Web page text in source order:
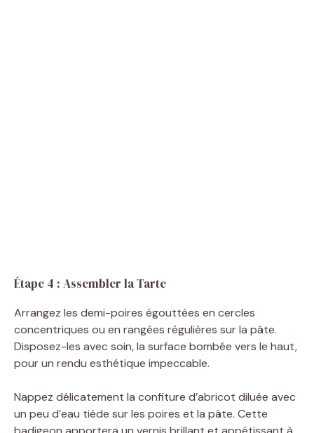
Étape 4 : Assembler la Tarte
Arrangez les demi-poires égouttées en cercles
concentriques ou en rangées régulières sur la pâte.
Disposez-les avec soin, la surface bombée vers le haut,
pour un rendu esthétique impeccable.
Nappez délicatement la confiture d’abricot diluée avec
un peu d’eau tiède sur les poires et la pâte. Cette